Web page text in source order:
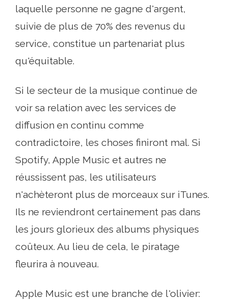
laquelle personne ne gagne d'argent,
suivie de plus de 70% des revenus du
service, constitue un partenariat plus
qu'équitable.
Si le secteur de la musique continue de
voir sa relation avec les services de
diffusion en continu comme
contradictoire, les choses finiront mal. Si
Spotify, Apple Music et autres ne
réussissent pas, les utilisateurs
n'achèteront plus de morceaux sur iTunes.
Ils ne reviendront certainement pas dans
les jours glorieux des albums physiques
coûteux. Au lieu de cela, le piratage
fleurira à nouveau.
Apple Music est une branche de l'olivier: